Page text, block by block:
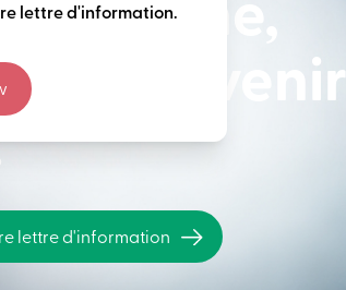
lettre d'information.terme,
notre avenir
lettre d'information